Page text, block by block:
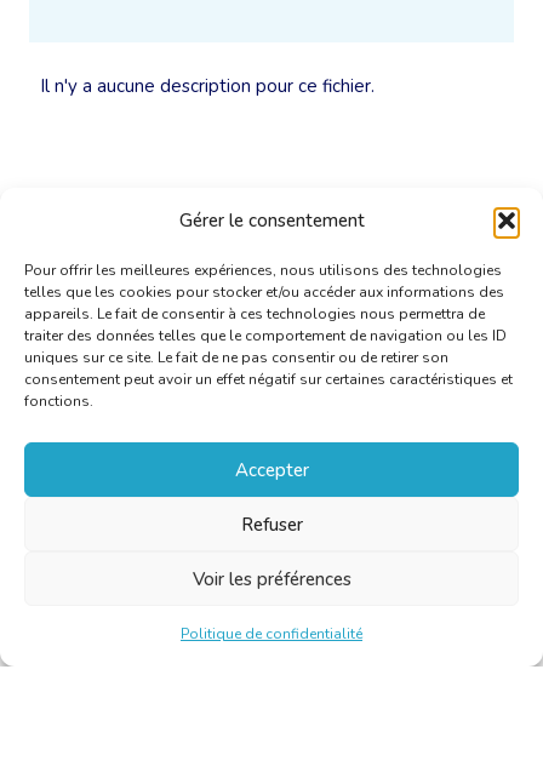
Gérer le consentement
Pour offrir les meilleures expériences, nous utilisons des technologies
telles que les cookies pour stocker et/ou accéder aux informations des
appareils. Le fait de consentir à ces technologies nous permettra de
traiter des données telles que le comportement de navigation ou les ID
uniques sur ce site. Le fait de ne pas consentir ou de retirer son
consentement peut avoir un effet négatif sur certaines caractéristiques et
fonctions.
Accepter
Refuser
Voir les préférences
Politique de confidentialité
Il n'y a aucune description pour ce fichier.